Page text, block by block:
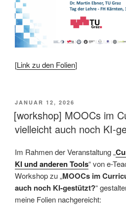
[Link zu den Folien]
VERÖFFENTLICHT
AM
JANUAR 12, 2026
[workshop] MOOCs im
vielleicht auch noch KI-
Im Rahmen der Veranstaltung „
KI und anderen Tools“ von e-
Workshop zu „MOOCs im
auch noch KI-gestützt?“
meine Folien nachgereicht: